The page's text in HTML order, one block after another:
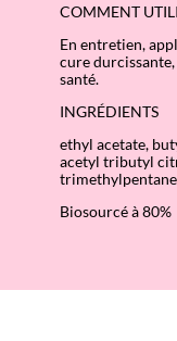
COMMENT
En entretien,
cure
santé.
INGRÉDIENTS
ethyl acetate,
acetyl tributyl
Biosourcé à 80%